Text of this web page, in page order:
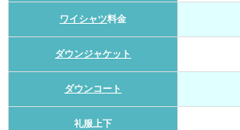
ワイシャツ料金
ダウンジャケット
ダウンコート
礼服上下